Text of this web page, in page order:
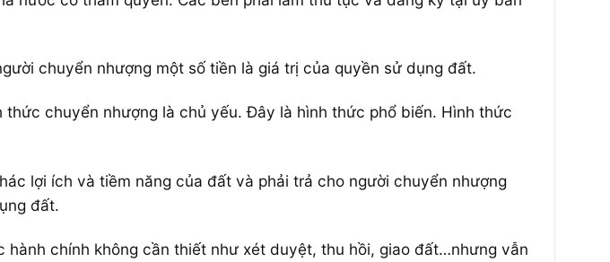
chuyển nhượng một số tiền là giá trị của quyền sử dụng đất.
chuyển nhượng là chủ yếu. Đây là hình thức phổ biến. Hình thức
lợi ích và tiềm năng của đất và phải trả cho người chuyển nhượng
đất.
chính không cần thiết như xét duyệt, thu hồi, giao đất…nhưng vẫn